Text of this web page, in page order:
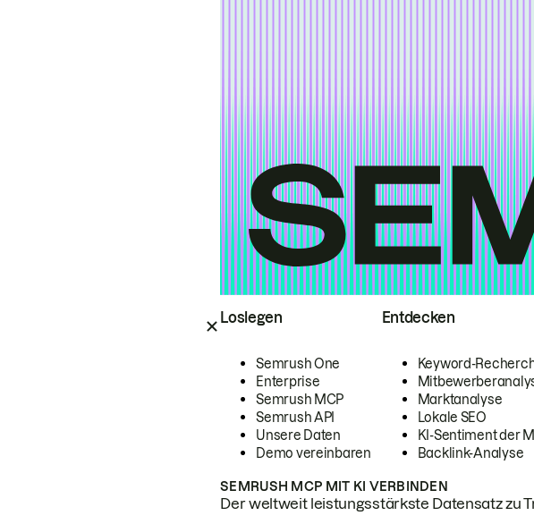
Loslegen
Semrush One
Enterprise
Semrush MCP
Semrush API
Unsere Daten
Demo vereinbaren
Entdecken
Keyword-
Marktanalyse
Lokale SEO
KI-Sentiment der
Backlink-Analyse
SEMRUSH MCP MIT KI VERBINDEN
Der weltweit leistungsstärkste Datensatz zu